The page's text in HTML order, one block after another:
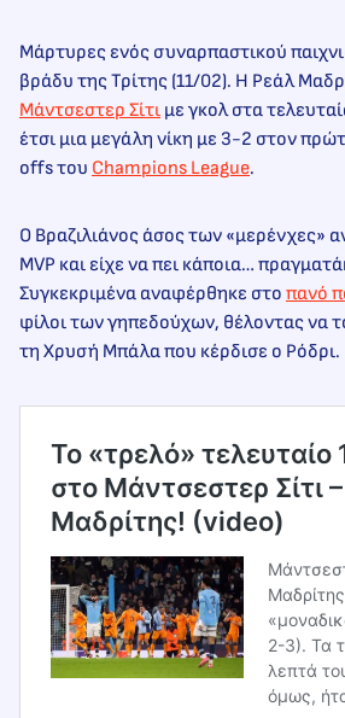
Μάρτυρες ενός συναρπαστικού
βράδυ της Τρίτης (11/02). Η Ρεάλ
Μάντσεστερ Σίτι με γκολ στα
έτσι μια μεγάλη νίκη με 3-2 στον
offs του Champions League.
Ο Βραζιλιάνος άσος των «μερένχες»
MVP και είχε να πει κάποια…
Συγκεκριμένα αναφέρθηκε στο πανό
φίλοι των γηπεδούχων, θέλοντας να
τη Χρυσή Μπάλα που κέρδισε ο Ρόδρι.
Το «τρελό» τελευταίο
στο Μάντσεστερ Σίτι
Μαδρίτης! (video)
2-3). Τα
λεπτά
όμως,